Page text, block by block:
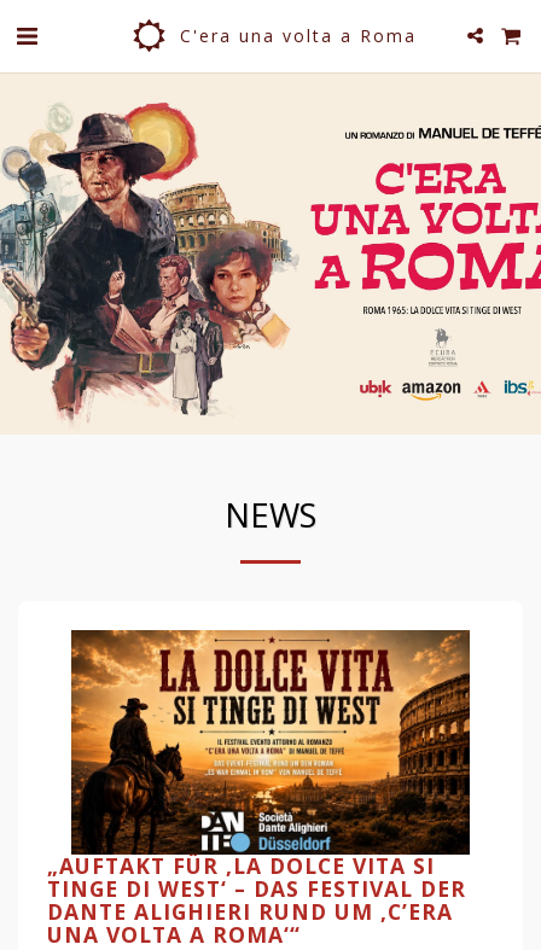
C'era una volta a Roma
NEWS
„AUFTAKT FÜR ‚LA DOLCE VITA SI
TINGE DI WEST‘ – DAS FESTIVAL DER
DANTE ALIGHIERI RUND UM ‚C’ERA
UNA VOLTA A ROMA‘“